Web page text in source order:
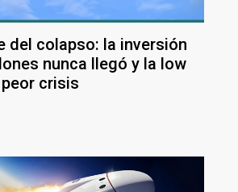
del colapso: la inversión
nunca llegó y la low
crisis